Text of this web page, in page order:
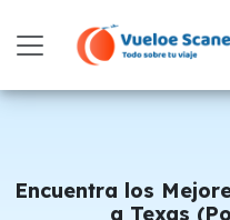
Encuentra los
a Texas